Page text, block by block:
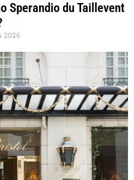
Sperandio du Taillevent
2026